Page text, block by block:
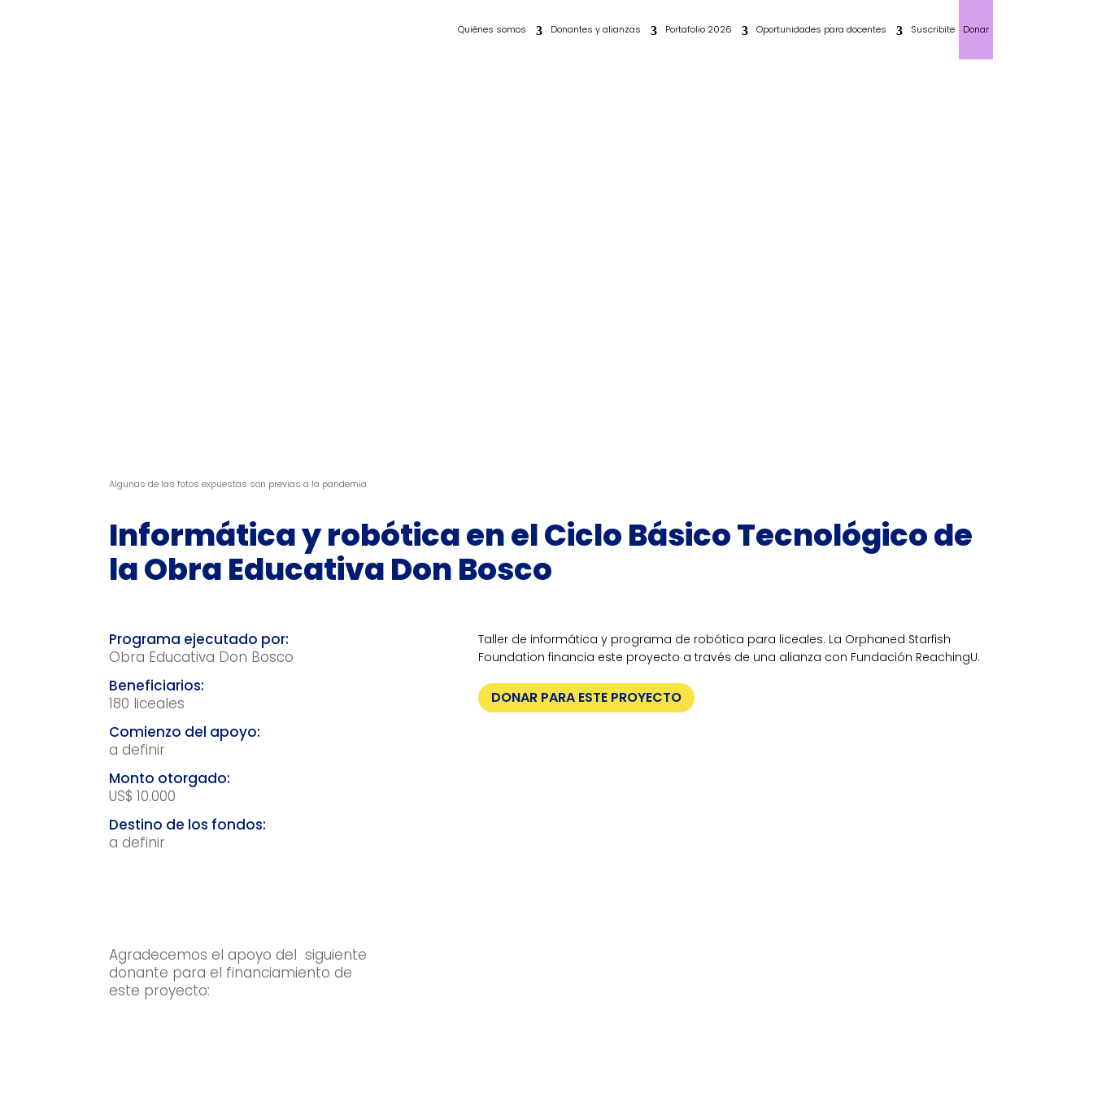
Quiénes somos Donantes y alianzas Portafolio 2026 Oportunidades para docentes Suscribite Donar
Algunas de las fotos expuestas son previas a la pandemia
Informática y robótica en el Ciclo Básico Tecnológico de
la Obra Educativa Don Bosco
Obra Educativa Don Bosco
180 liceales
a definir
US$ 10.000
a definir
Taller de informática y programa de robótica para liceales. La Orphaned Starfish
Foundation financia este proyecto a través de una alianza con Fundación ReachingU.
DONAR PARA ESTE PROYECTO
Agradecemos el apoyo del siguiente
donante para el financiamiento de
este proyecto: